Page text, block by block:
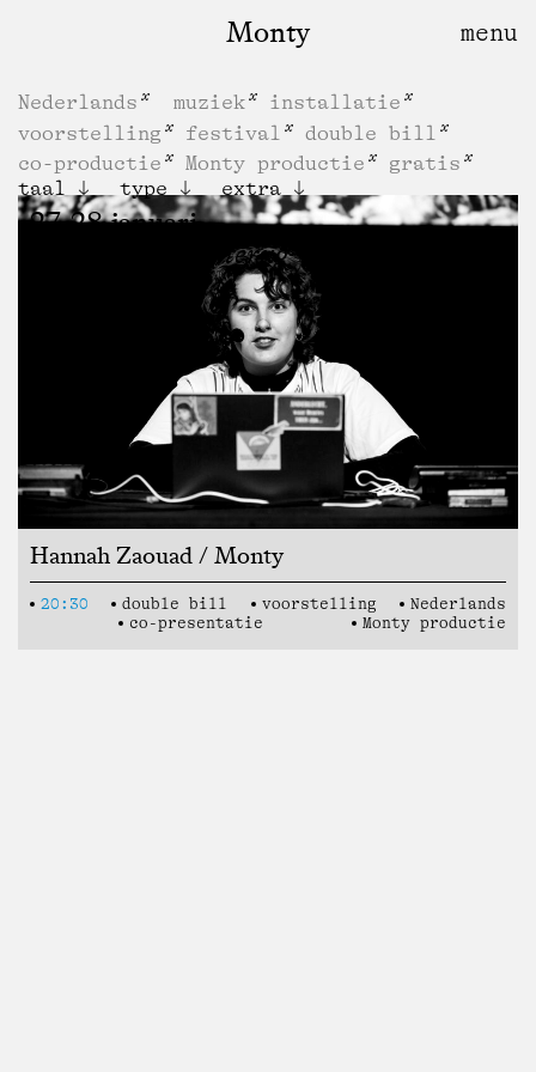
Monty
Nederlands muziek
installatie
voorstelling
festival
double bill
co-productie
Monty productie
gratis
taal
type extra
27, 28 januari
Hoe zeg je “kom terug”?
Hannah Zaouad / Monty
20:30 double bill voorstelling
Nederlands
co-presentatie
Monty productie